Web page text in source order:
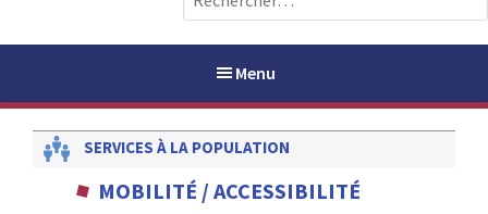
t
e
c
c
e
Menu
PAYS / PETR
SERVICES À LA POPULATION
MOBILITÉ / ACCESSIBILITÉ